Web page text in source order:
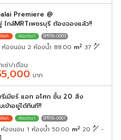
Premiere @
กล้MRTเพชรบุรี ต้องจองแล้ว!!
SPR18-0009
ห้องนอน 2 ห้องน้ำ 88.00 m2 37
เช่า/เดือน
บาท
รีเมียร์ แอท อโศก ชั้น 20 สิ่ง
ข้าอยู่ได้ทันที!!
SPR18-0061
ห้องนอน 1 ห้องน้ำ 50.00 m2 20 -